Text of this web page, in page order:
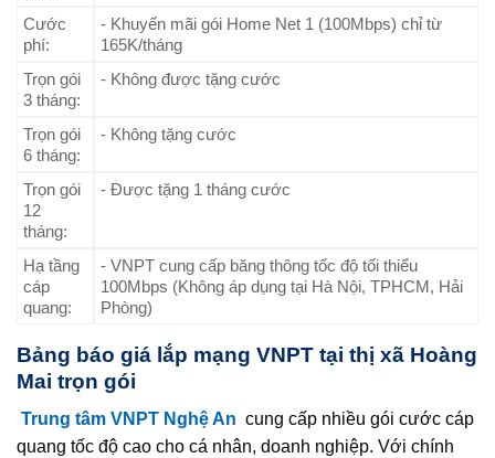
Cước
phí:
- Khuyến mãi gói Home Net 1 (100Mbps) chỉ từ
165K/tháng
Trọn gói
3 tháng:
- Không được tặng cước
Trọn gói
6 tháng:
- Không tặng cước
Trọn gói
12
tháng:
- Được tặng 1 tháng cước
Hạ tầng
cáp
quang:
- VNPT cung cấp băng thông tốc độ tối thiểu
100Mbps (Không áp dụng tại Hà Nội, TPHCM, Hải
Phòng)
Bảng báo giá lắp mạng VNPT tại thị xã Hoàng
Mai trọn gói
Trung tâm VNPT Nghệ An cung cấp nhiều gói cước cáp
quang tốc độ cao cho cá nhân, doanh nghiệp. Với chính